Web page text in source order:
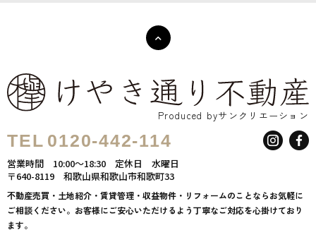
Produced byサンクリエーション
TEL 0120-442-114
営業時間 10:00～18:30 定休日 水曜日
〒640-8119 和歌山県和歌山市和歌町33
不動産売買・土地紹介・賃貸管理・収益物件・リフォームのことならお気軽に
ご相談ください。お客様にご安心いただけるよう丁寧なご対応を心掛けており
ます。